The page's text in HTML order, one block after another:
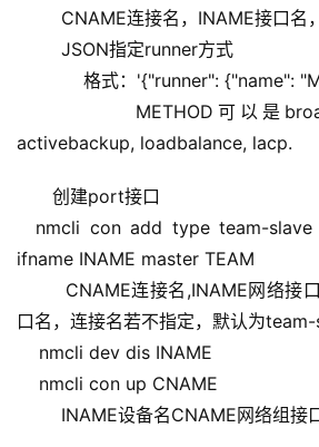
CNAME连接名，INAME接口名，
JSON指定runner方式
格式：'{"runner": {"name":
METHOD可以是
activebackup, loadbalance, lacp.
创建port接口
nmcli con add type team-slave
ifname INAME master TEAM
CNAME连接名,INAME网络接口
口名，连接名若不指定，默认为
nmcli dev dis INAME
nmcli con up CNAME
INAME设备名CNAME网络组接